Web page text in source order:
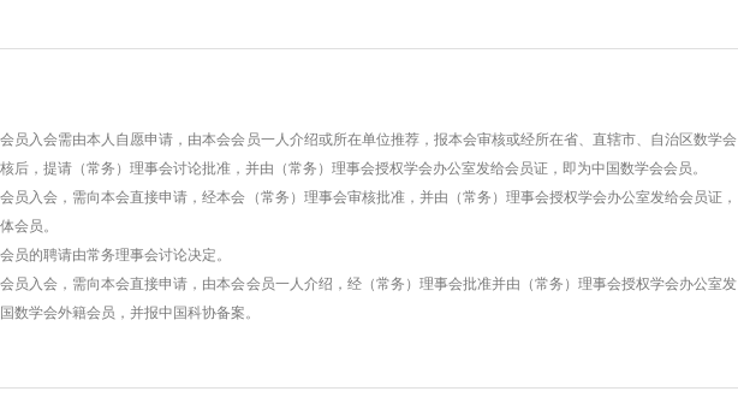
会需由本人自愿申请，由本会会员一人介绍或所在单位推荐，报本会审核或经所在省、直辖市、自治区数学会
后，提请（常务）理事会讨论批准，并由（常务）理事会授权学会办公室发给会员证，即为中国数学会会员。
会，需向本会直接申请，经本会（常务）理事会审核批准，并由（常务）理事会授权学会办公室发给会员证，
会员。
聘请由常务理事会讨论决定。
会，需向本会直接申请，由本会会员一人介绍，经（常务）理事会批准并由（常务）理事会授权学会办公室发
数学会外籍会员，并报中国科协备案。